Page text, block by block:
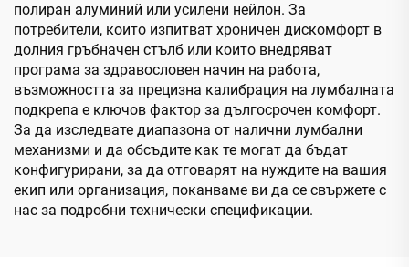
полиран алуминий или усилени нейлон. За
потребители, които изпитват хроничен дискомфорт в
долния гръбначен стълб или които внедряват
програма за здравословен начин на работа,
възможността за прецизна калибрация на лумбалната
подкрепа е ключов фактор за дългосрочен комфорт.
За да изследвате диапазона от налични лумбални
механизми и да обсъдите как те могат да бъдат
конфигурирани, за да отговарят на нуждите на вашия
екип или организация, поканваме ви да се свържете с
нас за подробни технически спецификации.